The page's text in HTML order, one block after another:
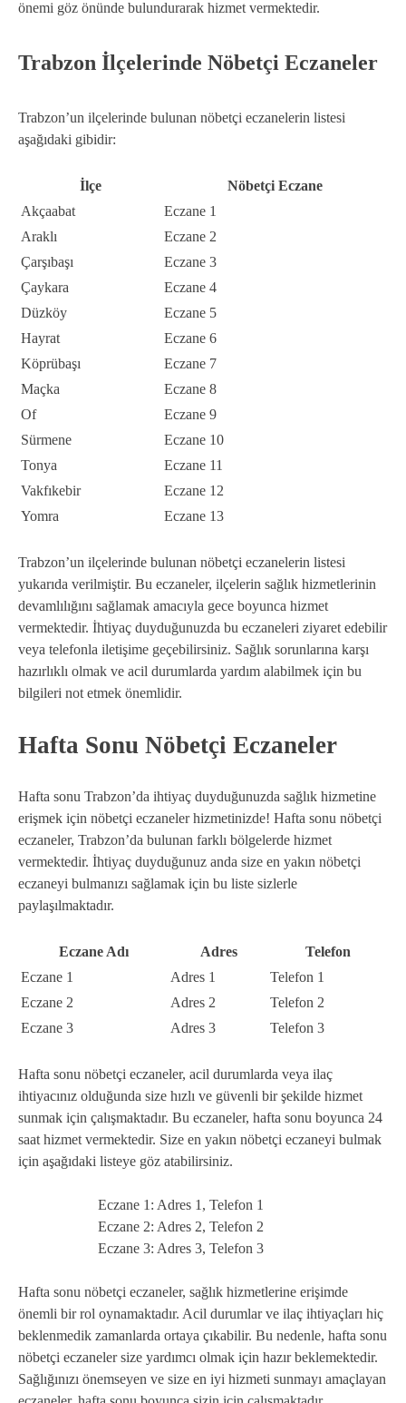
önemi göz önünde bulundurarak hizmet vermektedir.
Trabzon İlçelerinde Nöbetçi Eczaneler
Trabzon’un ilçelerinde bulunan nöbetçi eczanelerin listesi
aşağıdaki gibidir:
İlçe
Nöbetçi Eczane
Akçaabat
Eczane 1
Araklı
Eczane 2
Çarşıbaşı
Eczane 3
Çaykara
Eczane 4
Düzköy
Eczane 5
Hayrat
Eczane 6
Köprübaşı
Eczane 7
Maçka
Eczane 8
Of
Eczane 9
Sürmene
Eczane 10
Tonya
Eczane 11
Vakfıkebir
Eczane 12
Yomra
Eczane 13
Trabzon’un ilçelerinde bulunan nöbetçi eczanelerin listesi
yukarıda verilmiştir. Bu eczaneler, ilçelerin sağlık hizmetlerinin
devamlılığını sağlamak amacıyla gece boyunca hizmet
vermektedir. İhtiyaç duyduğunuzda bu eczaneleri ziyaret edebilir
veya telefonla iletişime geçebilirsiniz. Sağlık sorunlarına karşı
hazırlıklı olmak ve acil durumlarda yardım alabilmek için bu
bilgileri not etmek önemlidir.
Hafta Sonu Nöbetçi Eczaneler
Hafta sonu Trabzon’da ihtiyaç duyduğunuzda sağlık hizmetine
erişmek için nöbetçi eczaneler hizmetinizde! Hafta sonu nöbetçi
eczaneler, Trabzon’da bulunan farklı bölgelerde hizmet
vermektedir. İhtiyaç duyduğunuz anda size en yakın nöbetçi
eczaneyi bulmanızı sağlamak için bu liste sizlerle
paylaşılmaktadır.
Eczane Adı Adres
Telefon
Eczane 1
Adres 1
Telefon 1
Eczane 2
Adres 2
Telefon 2
Eczane 3
Adres 3 Telefon 3
Hafta sonu nöbetçi eczaneler, acil durumlarda veya ilaç
ihtiyacınız olduğunda size hızlı ve güvenli bir şekilde hizmet
sunmak için çalışmaktadır. Bu eczaneler, hafta sonu boyunca 24
saat hizmet vermektedir. Size en yakın nöbetçi eczaneyi bulmak
için aşağıdaki listeye göz atabilirsiniz.
Eczane 1: Adres 1, Telefon 1
Eczane 2: Adres 2, Telefon 2
Eczane 3: Adres 3, Telefon 3
Hafta sonu nöbetçi eczaneler, sağlık hizmetlerine erişimde
önemli bir rol oynamaktadır. Acil durumlar ve ilaç ihtiyaçları hiç
beklenmedik zamanlarda ortaya çıkabilir. Bu nedenle, hafta sonu
nöbetçi eczaneler size yardımcı olmak için hazır beklemektedir.
Sağlığınızı önemseyen ve size en iyi hizmeti sunmayı amaçlayan